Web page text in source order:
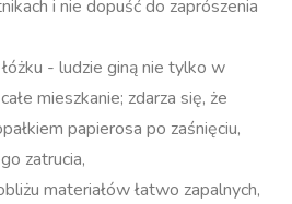
i nie dopuść do zaprószenia
- ludzie giną nie tylko w
mieszkanie; zdarza się, że
papierosa po zaśnięciu,
zatrucia,
materiałów łatwo zapalnych,